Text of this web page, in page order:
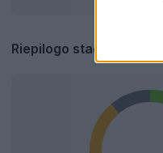
Riepilogo stagione